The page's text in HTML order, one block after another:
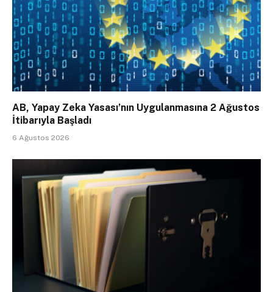
AB, Yapay Zeka Yasası’nın Uygulanmasına 2 Ağustos
İtibarıyla Başladı
6 Ağustos 2026